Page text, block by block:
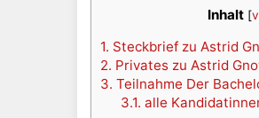
Inhalt [
1. Steckbrief zu Astrid
2. Privates zu Astrid
3. Teilnahme Der
3.1. alle